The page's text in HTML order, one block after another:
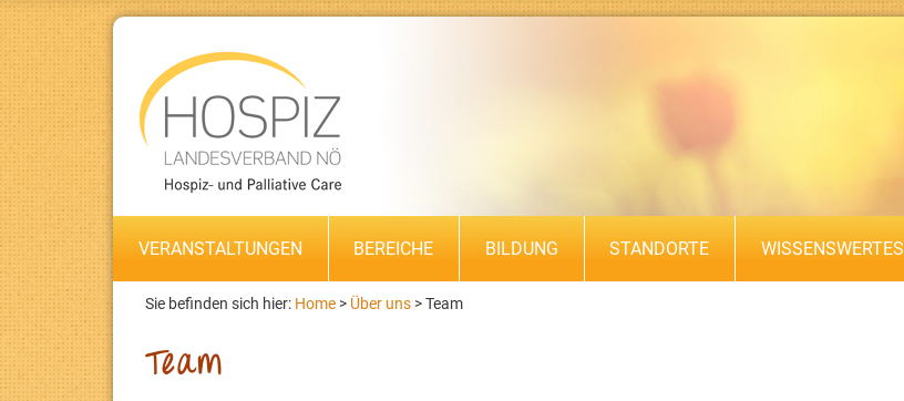
VERANSTALTUNGEN BEREICHE BILDUNG STANDORTE WISSENSWERTES
Sie befinden sich hier: Home> Über uns>Team
Team